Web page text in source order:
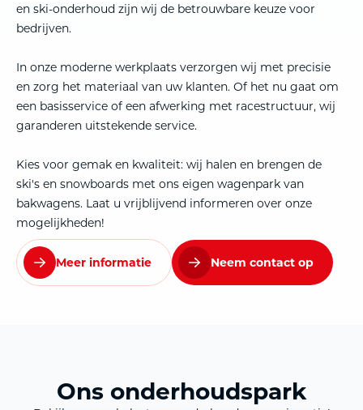
en ski-onderhoud zijn wij de betrouwbare keuze voor
bedrijven.
In onze moderne werkplaats verzorgen wij met precisie
en zorg het materiaal van uw klanten. Of het nu gaat om
een basisservice of een afwerking met racestructuur, wij
garanderen uitstekende service.
Kies voor gemak en kwaliteit: wij halen en brengen de
ski's en snowboards met ons eigen wagenpark van
bakwagens. Laat u vrijblijvend informeren over onze
mogelijkheden!
Meer informatie Neem contact op
Ons onderhoudspark